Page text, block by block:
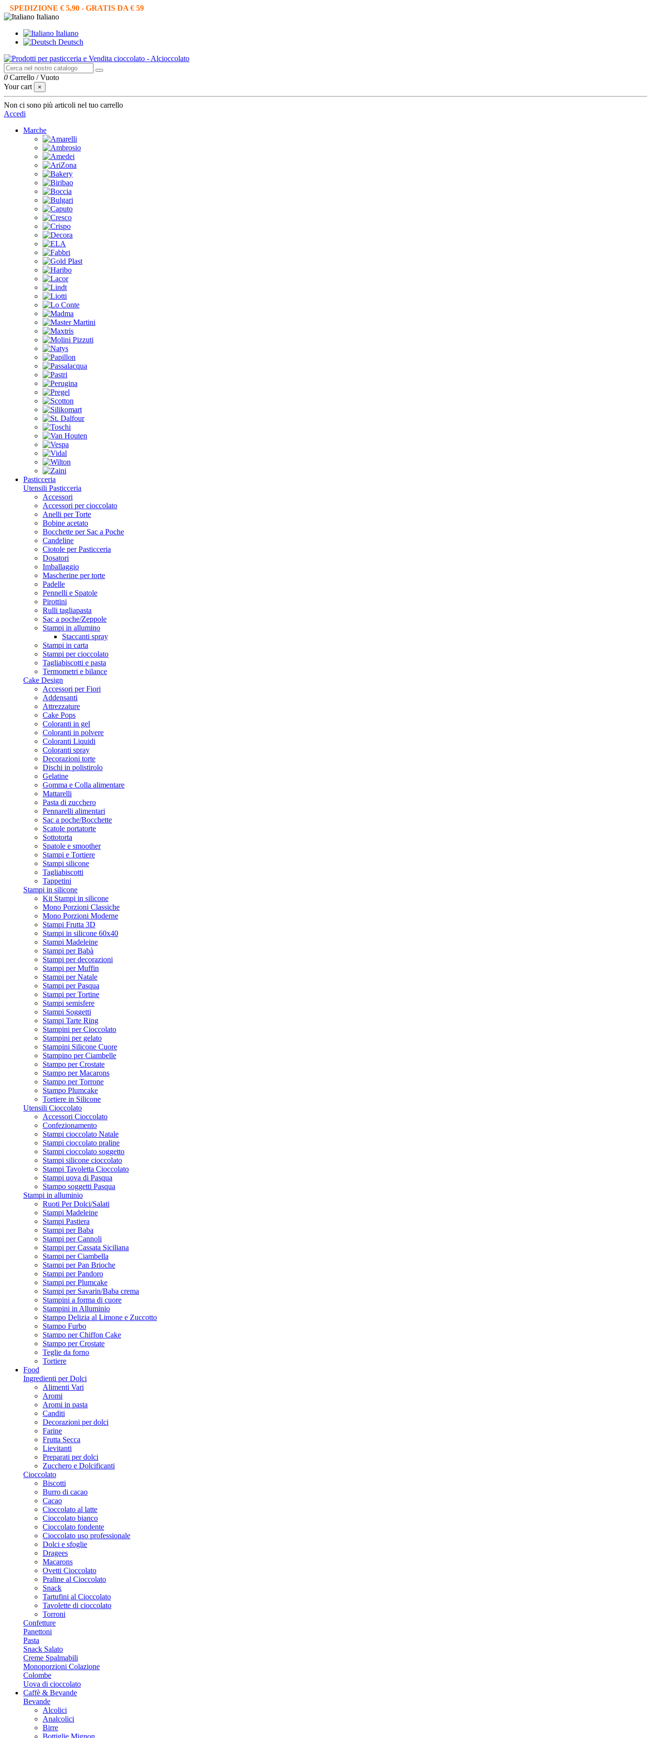
SPEDIZIONE € 5,90 - GRATIS DA € 59
Italiano
Italiano
Deutsch
0 Carrello /Vuoto
Your cart
×
Non ci sono più articoli nel tuo carrello
Accedi
Marche
Pasticceria
Utensili Pasticceria
Accessori
Accessori per cioccolato
Anelli per Torte
Bobine acetato
Bocchette per Sac a Poche
Candeline
Ciotole per Pasticceria
Dosatori
Imballaggio
Mascherine per torte
Padelle
Pennelli e Spatole
Pirottini
Rulli tagliapasta
Sac a poche/Zeppole
Stampi in allumino
Staccanti spray
Stampi in carta
Stampi per cioccolato
Tagliabiscotti e pasta
Termometri e bilance
Cake Design
Accessori per Fiori
Addensanti
Attrezzature
Cake Pops
Coloranti in gel
Coloranti in polvere
Coloranti Liquidi
Coloranti spray
Decorazioni torte
Dischi in polistirolo
Gelatine
Gomma e Colla alimentare
Mattarelli
Pasta di zucchero
Pennarelli alimentari
Sac a poche/Bocchette
Scatole portatorte
Sottotorta
Spatole e smoother
Stampi e Tortiere
Stampi silicone
Tagliabiscotti
Tappetini
Stampi in silicone
Kit Stampi in silicone
Mono Porzioni Classiche
Mono Porzioni Moderne
Stampi Frutta 3D
Stampi in silicone 60x40
Stampi Madeleine
Stampi per Babà
Stampi per decorazioni
Stampi per Muffin
Stampi per Natale
Stampi per Pasqua
Stampi per Tortine
Stampi semisfere
Stampi Soggetti
Stampi Tarte Ring
Stampini per Cioccolato
Stampini per gelato
Stampini Silicone Cuore
Stampino per Ciambelle
Stampo per Crostate
Stampo per Macarons
Stampo per Torrone
Stampo Plumcake
Tortiere in Silicone
Utensili Cioccolato
Accessori Cioccolato
Confezionamento
Stampi cioccolato Natale
Stampi cioccolato praline
Stampi cioccolato soggetto
Stampi silicone cioccolato
Stampi Tavoletta Cioccolato
Stampi uova di Pasqua
Stampo soggetti Pasqua
Stampi in alluminio
Ruoti Per Dolci/Salati
Stampi Madeleine
Stampi Pastiera
Stampi per Baba
Stampi per Cannoli
Stampi per Cassata Siciliana
Stampi per Ciambella
Stampi per Pan Brioche
Stampi per Pandoro
Stampi per Plumcake
Stampi per Savarin/Baba crema
Stampini a forma di cuore
Stampini in Alluminio
Stampo Delizia al Limone e Zuccotto
Stampo Furbo
Stampo per Chiffon Cake
Stampo per Crostate
Teglie da forno
Tortiere
Food
Ingredienti per Dolci
Alimenti Vari
Aromi
Aromi in pasta
Canditi
Decorazioni per dolci
Farine
Frutta Secca
Lievitanti
Preparati per dolci
Zucchero e Dolcificanti
Cioccolato
Biscotti
Burro di cacao
Cacao
Cioccolato al latte
Cioccolato bianco
Cioccolato fondente
Cioccolato uso professionale
Dolci e sfoglie
Dragees
Macarons
Ovetti Cioccolato
Praline al Cioccolato
Snack
Tartufini al Cioccolato
Tavolette di cioccolato
Torroni
Confetture
Panettoni
Pasta
Snack Salato
Creme Spalmabili
Monoporzioni Colazione
Colombe
Uova di cioccolato
Caffè & Bevande
Bevande
Alcolici
Analcolici
Birre
Bottiglie Mignon